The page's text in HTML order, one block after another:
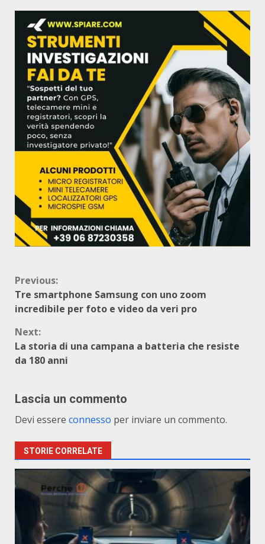
Continue
Reading
Previous:
Tre smartphone Samsung con uno zoom
incredibile per foto e video da veri pro
Next:
La storia di una campana a batteria che resiste
da 180 anni
Lascia un commento
Devi essere connesso per inviare un commento.
STORIE CORRELATE